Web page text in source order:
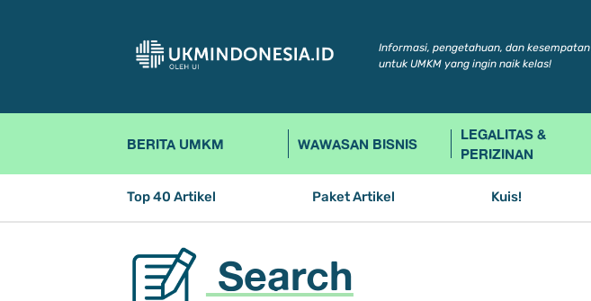
Informasi, pengetahuan, dan kesempatan
untuk UMKM yang ingin naik kelas!
BERITA UMKM WAWASAN BISNIS
LEGALITAS &
PERIZINAN
Top 40 Artikel Paket Artikel Kuis!
Search